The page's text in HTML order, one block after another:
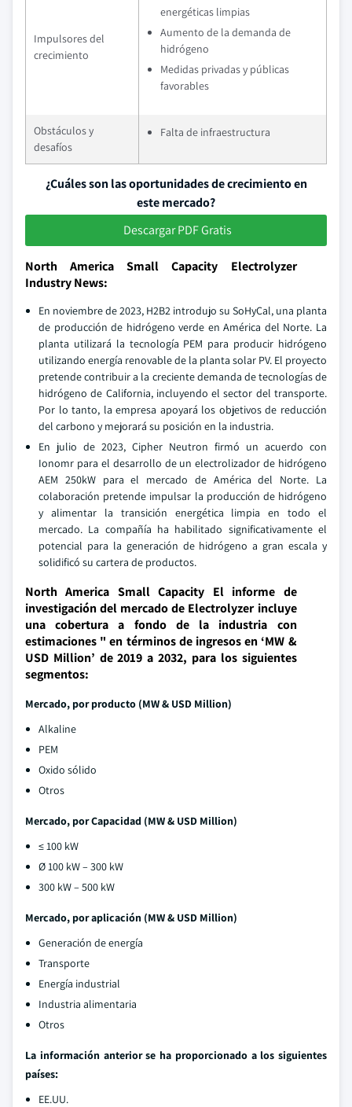
Impulsores del
crecimiento
energéticas limpias
Aumento de la demanda de
hidrógeno
Medidas privadas y públicas
favorables
Obstáculos y
desafíos
Falta de infraestructura
¿Cuáles son las oportunidades de crecimiento en
este mercado?
Descargar PDF Gratis
North America Small Capacity Electrolyzer
Industry News:
En noviembre de 2023, H2B2 introdujo su SoHyCal, una planta
de producción de hidrógeno verde en América del Norte. La
planta utilizará la tecnología PEM para producir hidrógeno
utilizando energía renovable de la planta solar PV. El proyecto
pretende contribuir a la creciente demanda de tecnologías de
hidrógeno de California, incluyendo el sector del transporte.
Por lo tanto, la empresa apoyará los objetivos de reducción
del carbono y mejorará su posición en la industria.
En julio de 2023, Cipher Neutron firmó un acuerdo con
Ionomr para el desarrollo de un electrolizador de hidrógeno
AEM 250kW para el mercado de América del Norte. La
colaboración pretende impulsar la producción de hidrógeno
y alimentar la transición energética limpia en todo el
mercado. La compañía ha habilitado significativamente el
potencial para la generación de hidrógeno a gran escala y
solidificó su cartera de productos.
North America Small Capacity El informe de
investigación del mercado de Electrolyzer incluye
una cobertura a fondo de la industria con
estimaciones " en términos de ingresos en ‘MW &
USD Million’ de 2019 a 2032, para los siguientes
segmentos:
Mercado, por producto (MW & USD Million)
Alkaline
PEM
Oxido sólido
Otros
Mercado, por Capacidad (MW & USD Million)
≤ 100 kW
Ø 100 kW – 300 kW
300 kW – 500 kW
Mercado, por aplicación (MW & USD Million)
Generación de energía
Transporte
Energía industrial
Industria alimentaria
Otros
La información anterior se ha proporcionado a los siguientes
países:
EE.UU.